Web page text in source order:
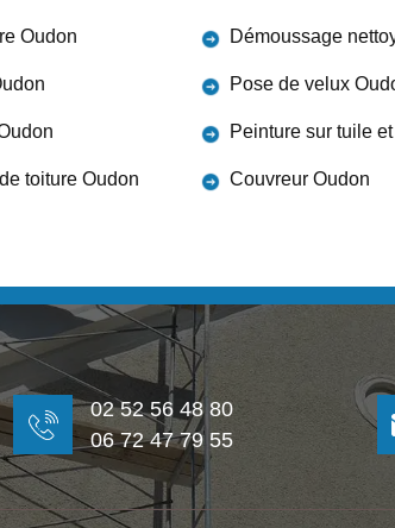
Oudon
toiture Oudon
Démoussage
Pose de velux
Peinture sur tuile
Couvreur Oudon
02 52 56 48 80
06 72 47 79 55